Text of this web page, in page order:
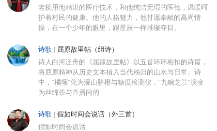
老杨用他精湛的医疗技术，和他纯洁无瑕的医德，温暖呵
护着村民的健康。他的人格魅力，他甘愿奉献的高尚情
操，在一个少年的眼里，跟星辰一样璀璨夺目。
诗歌 屈原故里帖（组诗）
诗人白河泛舟的《屈原故里帖》以五首环环相扣的诗篇，
将屈原精神从历史文本植入当代秭归的山水与日常。诗
中，“橘颂”化为漫山脐橙与糖度检测仪，“九畹芝兰”演变
为丝绵茶与直播间的
诗歌 假如时间会说话（外三首）
假如时间会说话